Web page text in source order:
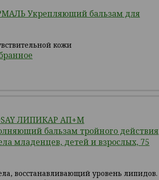
Укрепляющий бальзам для
кожи
ЛИПИКАР АП+М
бальзам тройного действия
младенцев, детей и взрослых, 75
восстанавливающий уровень липидов.